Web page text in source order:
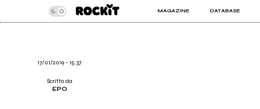
MAGAZINE DATABASE
INSIDER ROCKIT PRO
17/01/2019 - 15:37
Scritto da
EPO